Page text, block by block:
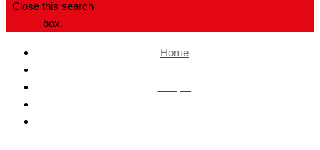
Close this search
box.
Home